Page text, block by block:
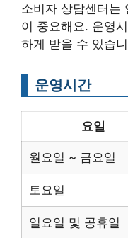
소비자 상담센터는
이 중요해요. 운영
하게 받을 수 있습
운영시간
요일
월요일 ~ 금요일
토요일
일요일 및 공휴일